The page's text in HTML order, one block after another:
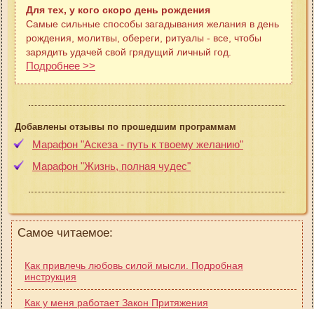
Для тех, у кого скоро день рождения
Самые сильные способы загадывания желания в день
рождения, молитвы, обереги, ритуалы - все, чтобы
зарядить удачей свой грядущий личный год.
Подробнее >>
Добавлены отзывы по прошедшим программам
Марафон "Аскеза - путь к твоему желанию"
Марафон "Жизнь, полная чудес"
Самое читаемое:
Как привлечь любовь силой мысли. Подробная
инструкция
Как у меня работает Закон Притяжения